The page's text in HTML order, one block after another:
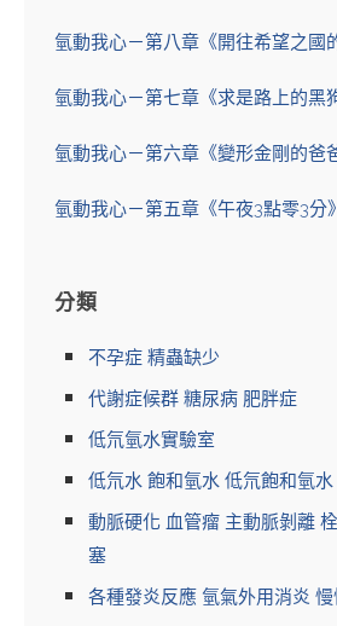
氫動我心－第八章《開往希望之國
氫動我心－第七章《求是路上的黑
氫動我心－第六章《變形金剛的爸
氫動我心－第五章《午夜3點零3分》
分類
不孕症 精蟲缺少
代謝症候群 糖尿病 肥胖症
低氘氫水實驗室
低氘水 飽和氫水 低氘飽和氫
動脈硬化 血管瘤 主動脈剝離
塞
各種發炎反應 氫氣外用消炎 慢